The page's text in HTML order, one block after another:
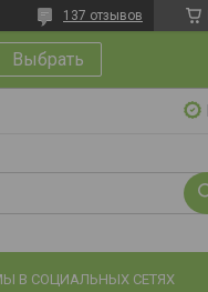
137 отзывов
Выбрать
В СОЦИАЛЬНЫХ СЕТЯХ